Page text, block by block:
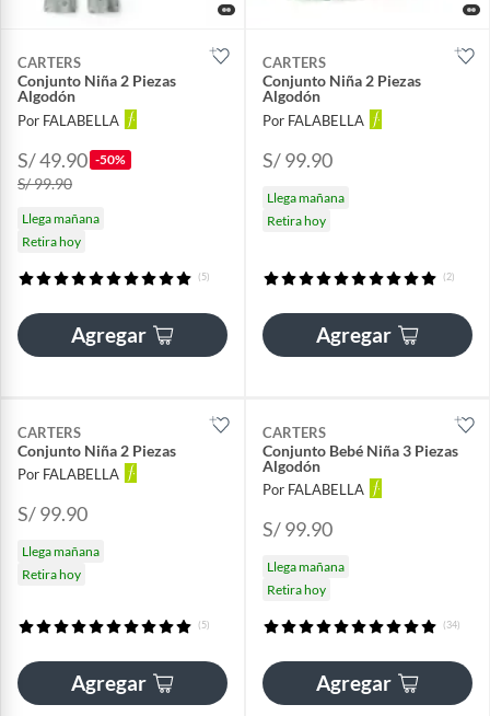
CARTERS
Conjunto Niña 2 Piezas
Algodón
Por FALABELLA
S/ 49.90 -50%
S/ 99.90
Llega mañana
Retira hoy
(5)
Agregar
CARTERS
Conjunto Niña 2 Piezas
Algodón
Por FALABELLA
S/ 99.90
Llega mañana
Retira hoy
(2)
Agregar
CARTERS
Conjunto Niña 2 Piezas
Por FALABELLA
S/ 99.90
Llega mañana
Retira hoy
(5)
Agregar
CARTERS
Conjunto Bebé Niña 3 Piezas
Algodón
Por FALABELLA
S/ 99.90
Llega mañana
Retira hoy
(34)
Agregar